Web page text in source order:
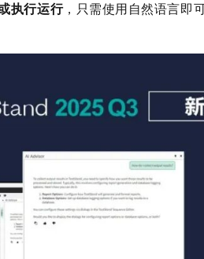
执行运行，只需使用自然语言即